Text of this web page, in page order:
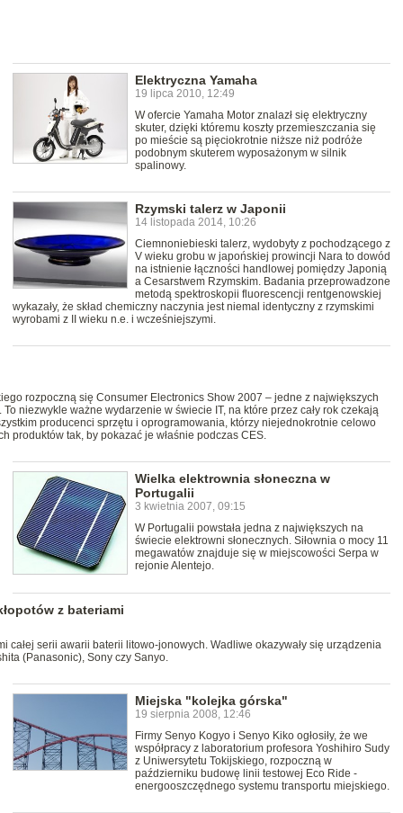
Elektryczna Yamaha
19 lipca 2010, 12:49
W ofercie Yamaha Motor znalazł się elektryczny
skuter, dzięki któremu koszty przemieszczania się
po mieście są pięciokrotnie niższe niż podróże
podobnym skuterem wyposażonym w silnik
spalinowy.
Rzymski talerz w Japonii
14 listopada 2014, 10:26
Ciemnoniebieski talerz, wydobyty z pochodzącego z
V wieku grobu w japońskiej prowincji Nara to dowód
na istnienie łączności handlowej pomiędzy Japonią
a Cesarstwem Rzymskim. Badania przeprowadzone
metodą spektroskopii fluorescencji rentgenowskiej
wykazały, że skład chemiczny naczynia jest niemal identyczny z rzymskimi
wyrobami z II wieku n.e. i wcześniejszymi.
rozpoczną się Consumer Electronics Show 2007 – jedne z największych
niezwykle ważne wydarzenie w świecie IT, na które przez cały rok czekają
producenci sprzętu i oprogramowania, którzy niejednokrotnie celowo
produktów tak, by pokazać je właśnie podczas CES.
Wielka elektrownia słoneczna w
Portugalii
3 kwietnia 2007, 09:15
W Portugalii powstała jedna z największych na
świecie elektrowni słonecznych. Siłownia o mocy 11
megawatów znajduje się w miejscowości Serpa w
rejonie Alentejo.
z bateriami
całej serii awarii baterii litowo-jonowych. Wadliwe okazywały się urządzenia
(Panasonic), Sony czy Sanyo.
Miejska "kolejka górska"
19 sierpnia 2008, 12:46
Firmy Senyo Kogyo i Senyo Kiko ogłosiły, że we
współpracy z laboratorium profesora Yoshihiro Sudy
z Uniwersytetu Tokijskiego, rozpoczną w
październiku budowę linii testowej Eco Ride -
energooszczędnego systemu transportu miejskiego.